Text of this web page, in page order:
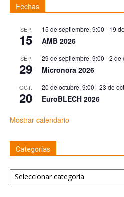
Fechas
SEP.
15
15 de septiembre, 9:00 - 19
AMB 2026
SEP.
29
29 de septiembre, 9:00 -2 de
Micronora 2026
OCT.
20
20 de octubre, 9:00 -23 de
EuroBLECH 2026
Mostrar calendario
Categorías
Categorías